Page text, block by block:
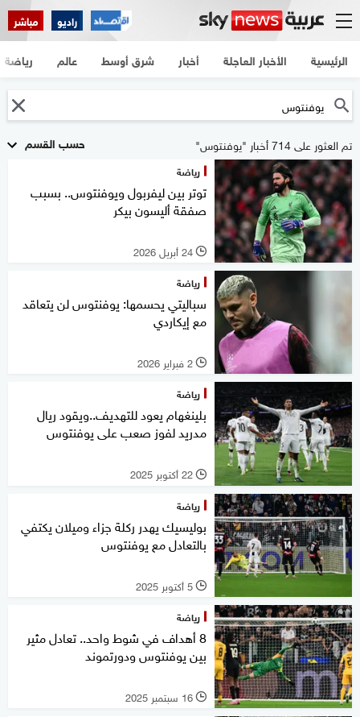
راديو مباشر
الرئيسية الأخبار العاجلة أخبار شرق أوسط عالم رياضة
حسب القسم تم العثور على 714 أخبار "يوفنتوس"
رياضة
توتر بين ليفربول ويوفنتوس.. بسبب
صفقة أليسون بيكر
l 24 أبريل 2026
رياضة
سباليتي يحسمها: يوفنتوس لن يتعاقد
مع إيكاردي
l 2 فبراير 2026
رياضة
بلينغهام يعود للتهديف..ويقود ريال
مدريد لفوز صعب على يوفنتوس
l 22 أكتوبر 2025
رياضة
بوليسيك يهدر ركلة جزاء وميلان يكتفي
بالتعادل مع يوفنتوس
l 5 أكتوبر 2025
رياضة
8 أهداف في شوط واحد.. تعادل مثير
بين يوفنتوس ودورتموند
l 16 سبتمبر 2025